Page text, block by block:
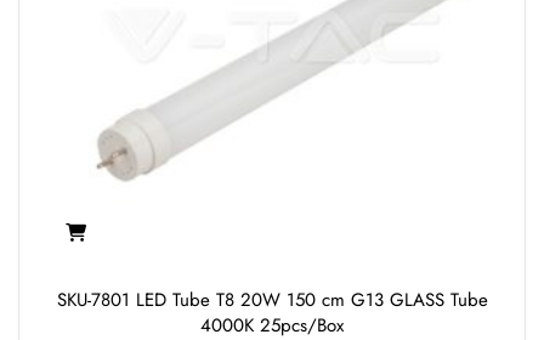
SKU-7801 LED Tube T8 20W 150 cm G13 GLASS Tube
4000K 25pcs/Box